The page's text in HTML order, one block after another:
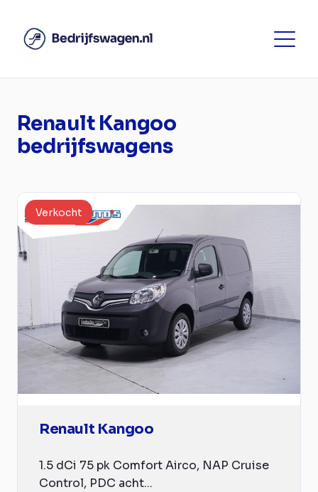
Renault Kangoo
bedrijfswagens
Verkocht
Renault Kangoo
1.5 dCi 75 pk Comfort Airco, NAP Cruise
Control, PDC acht...